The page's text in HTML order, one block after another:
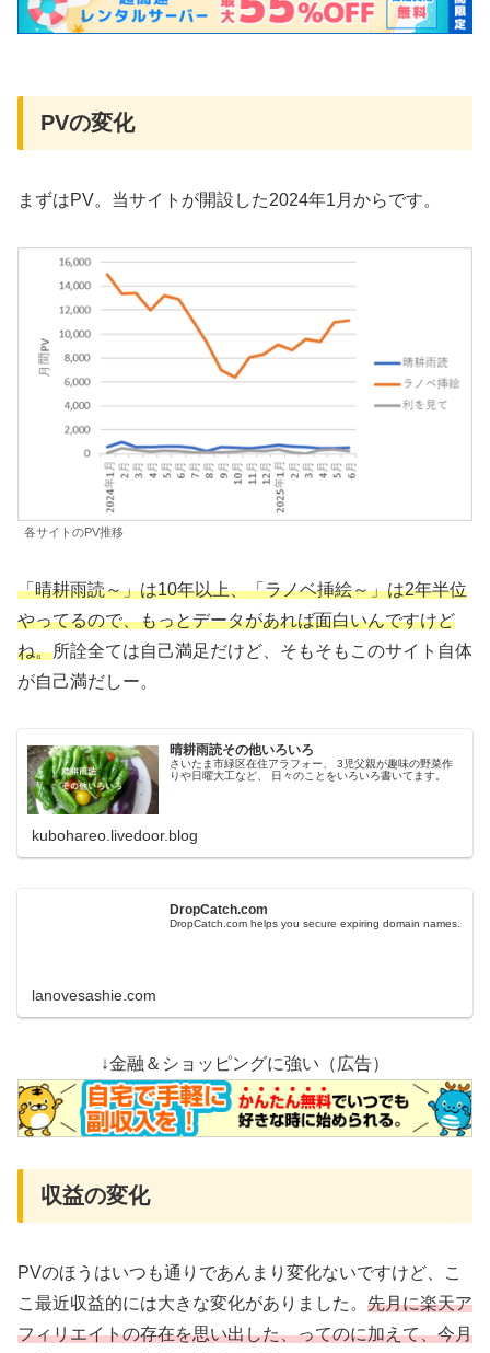
PVの変化
まずはPV。当サイトが開設した2024年1月からです。
各サイトのPV推移
「晴耕雨読～」は10年以上、「ラノベ挿絵～」は2年半位
やってるので、もっとデータがあれば面白いんですけど
ね。所詮全ては自己満足だけど、そもそもこのサイト自体
が自己満だしー。
晴耕雨読その他いろいろ
さいたま市緑区在住アラフォー、 3児父親が趣味の野菜作
りや日曜大工など、 日々のことをいろいろ書いてます。
kubohareo.livedoor.blog
DropCatch.com
DropCatch.com helps you secure expiring domain names.
lanovesashie.com
↓金融＆ショッピングに強い（広告）
収益の変化
PVのほうはいつも通りであんまり変化ないですけど、こ
こ最近収益的には大きな変化がありました。 先月に楽天ア
フィリエイトの存在を思い出した、ってのに加えて、今月